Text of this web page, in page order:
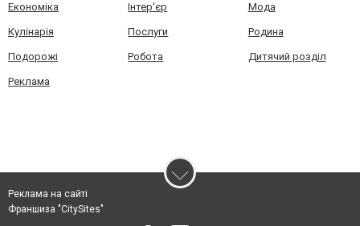
Економіка Інтер'єр Мода
Кулінарія Послуги Родина
Подорожі Робота Дитячий розділ
Реклама
Реклама на сайті
Франшиза "CitySites"